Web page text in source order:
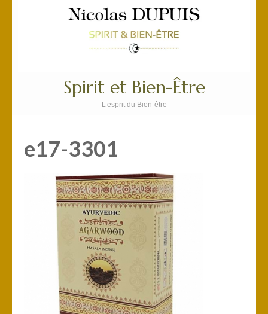
Spirit et Bien-Être
L’esprit du Bien-être
e17-3301